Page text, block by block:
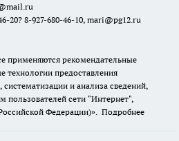
20? 8-927-680-46-10, mari@pg12.ru
применяются рекомендательные
предоставления
и анализа сведений,
пользователей сети "Интернет",
Федерации)». Подробнее